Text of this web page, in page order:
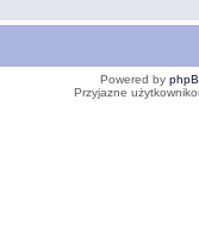
Powered by
Przyjazne